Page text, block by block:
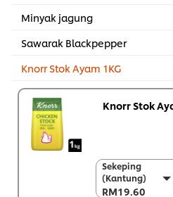
Minyak jagung
Sawarak Blackpepper
Knorr Stok Ayam 1KG
Knorr Stok
Sekeping
(Kantung)
RM19.60
Sekeping
(Kantung)